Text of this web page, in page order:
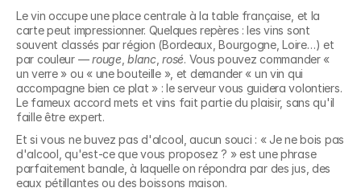
Le vin occupe une place centrale à la table française, et la
carte peut impressionner. Quelques repères : les vins sont
souvent classés par région (Bordeaux, Bourgogne, Loire…) et
par couleur — rouge , blanc, rosé. Vous pouvez commander «
un verre » ou « une bouteille », et demander « un vin qui
accompagne bien ce plat » : le serveur vous guidera volontiers.
Le fameux accord mets et vins fait partie du plaisir, sans qu'il
faille être expert.
Et si vous ne buvez pas d'alcool, aucun souci : « Je ne bois pas
d'alcool, qu'est-ce que vous proposez ? » est une phrase
parfaitement banale, à laquelle on répondra par des jus, des
eaux pétillantes ou des boissons maison.